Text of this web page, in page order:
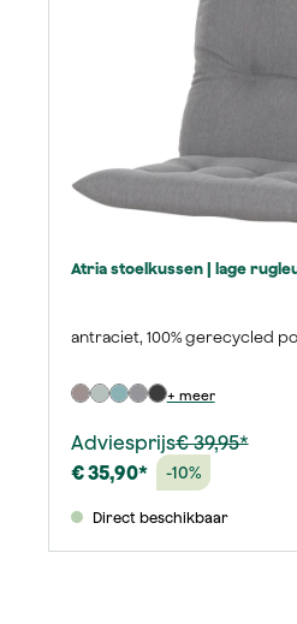
Atria stoelkussen | lage
antraciet, 100% gerecycled
+ meer
Adviesprijs€ 39,95*
€ 35,90*
-10%
Direct beschikbaar